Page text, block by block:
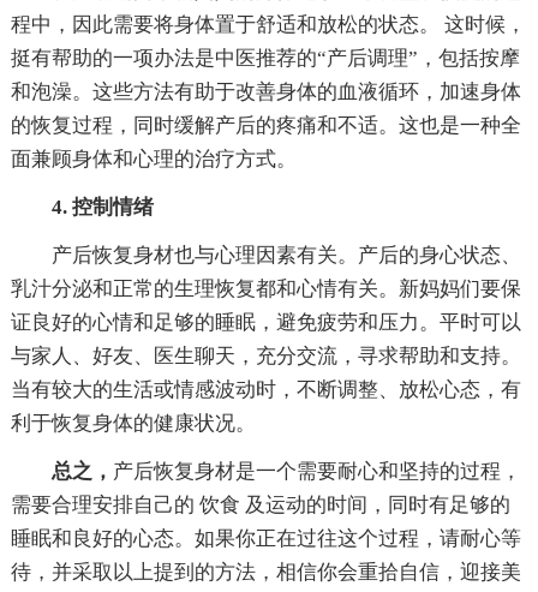
程中，因此需要将身体置于舒适和放松的状态。 这时候，
挺有帮助的一项办法是中医推荐的“产后调理”，包括按摩
和泡澡。这些方法有助于改善身体的血液循环，加速身体
的恢复过程，同时缓解产后的疼痛和不适。这也是一种全
面兼顾身体和心理的治疗方式。
4. 控制情绪
产后恢复身材也与心理因素有关。产后的身心状态、
乳汁分泌和正常的生理恢复都和心情有关。新妈妈们要保
证良好的心情和足够的睡眠，避免疲劳和压力。平时可以
与家人、好友、医生聊天，充分交流，寻求帮助和支持。
当有较大的生活或情感波动时，不断调整、放松心态，有
利于恢复身体的健康状况。
总之， 产后恢复身材是一个需要耐心和坚持的过程，
需要合理安排自己的 饮食 及运动的时间，同时有足够的
睡眠和良好的心态。如果你正在过往这个过程，请耐心等
待，并采取以上提到的方法，相信你会重拾自信，迎接美